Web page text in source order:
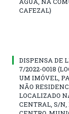
CAFEZAL)
DISPENSA DE
7/2022-0018
UM IMÓVEL,
NÃO
LOCALIZADO
CENTRAL, S/N,